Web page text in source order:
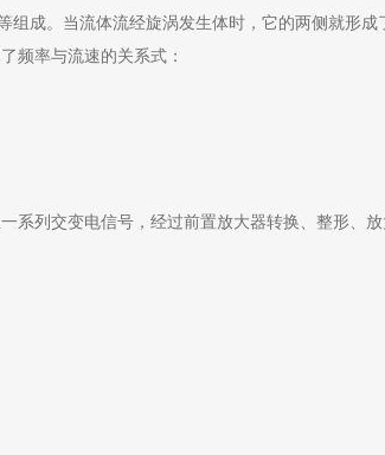
成。当流体流经旋涡发生体时，它的两侧就形
频率与流速的关系式：
列交变电信号，经过前置放大器转换、整形、